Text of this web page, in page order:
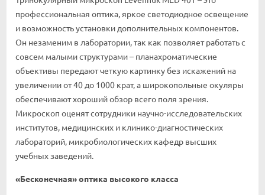
профессиональная оптика, яркое светодиодное освещение
и возможность установки дополнительных компонентов.
Он незаменим в лаборатории, так как позволяет работать с
совсем малыми структурами – планахроматические
объективы передают четкую картинку без искажений на
увеличении от 40 до 1000 крат, а широкопольные окуляры
обеспечивают хороший обзор всего поля зрения.
Микроскоп оценят сотрудники научно-исследовательских
институтов, медицинских и клинико-диагностических
лабораторий, микробиологических кафедр высших
учебных заведений.
«Бесконечная» оптика высокого класса